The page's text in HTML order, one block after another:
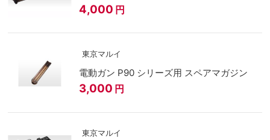
4,000 円
東京マルイ
電動ガン P90 シリーズ用 スペアマガジン
3,000 円
東京マルイ